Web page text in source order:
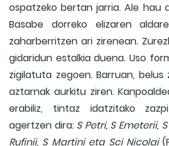
ospatzeko bertan jarria. Ale hau
Basabe dorreko elizaren
zaharberritzen ari zirenean.
gidaridun estalkia duena. Uso
zigilatuta zegoen. Barruan,
aztarnak aurkitu ziren.
erabiliz, tintaz idatzitako
agertzen dira: S Petri, S Emeterii,
Rufinii, S Martini eta Sci Nicolai